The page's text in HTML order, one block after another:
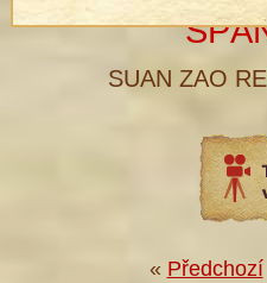
SUAN ZAO
« Předchozí